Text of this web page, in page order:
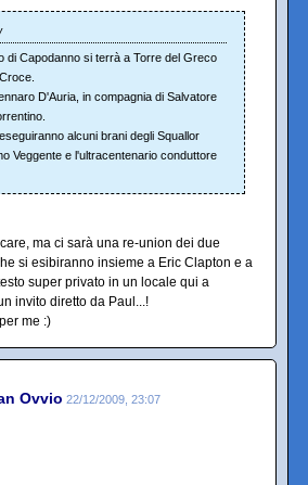
di Capodanno si terrà a Torre del Greco
D'Auria, in compagnia di Salvatore
alcuni brani degli Squallor
Veggente e l'ultracentenario conduttore
ma ci sarà una re-union dei due
si esibiranno insieme a Eric Clapton e a
super privato in un locale qui a
invito diretto da Paul...!
me :)
Ovvio 22/12/2009, 23:07